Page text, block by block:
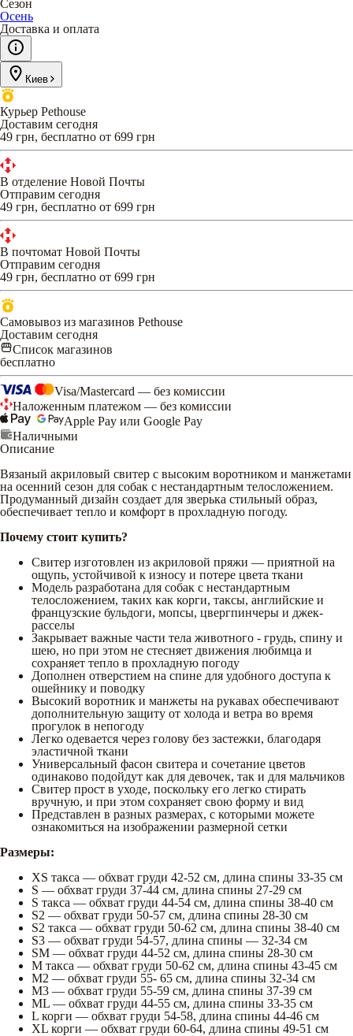
Сезон
Осень
Доставка и оплата
Киев
Курьер Pethouse
Доставим сегодня
49 грн, бесплатно от 699 грн
В отделение Новой Почты
Отправим сегодня
49 грн, бесплатно от 699 грн
В почтомат Новой Почты
Отправим сегодня
49 грн, бесплатно от 699 грн
Самовывоз из магазинов Pethouse
Доставим сегодня
Список магазинов
бесплатно
Visa/Mastercard — без комиссии
Наложенным платежом — без комиссии
Apple Pay или Google Pay
Наличными
Описание
Вязаный акриловый свитер с высоким воротником и манжетами
на осенний сезон для собак с нестандартным телосложением.
Продуманный дизайн создает для зверька стильный образ,
обеспечивает тепло и комфорт в прохладную погоду.
Почему стоит купить?
Свитер изготовлен из акриловой пряжи — приятной на
ощупь, устойчивой к износу и потере цвета ткани
Модель разработана для собак с нестандартным
телосложением, таких как корги, таксы, английские и
французские бульдоги, мопсы, цвергпинчеры и джек-
расселы
Закрывает важные части тела животного - грудь, спину и
шею, но при этом не стесняет движения любимца и
сохраняет тепло в прохладную погоду
Дополнен отверстием на спине для удобного доступа к
ошейнику и поводку
Высокий воротник и манжеты на рукавах обеспечивают
дополнительную защиту от холода и ветра во время
прогулок в непогоду
Легко одевается через голову без застежки, благодаря
эластичной ткани
Универсальный фасон свитера и сочетание цветов
одинаково подойдут как для девочек, так и для мальчиков
Свитер прост в уходе, поскольку его легко стирать
вручную, и при этом сохраняет свою форму и вид
Представлен в разных размерах, с которыми можете
ознакомиться на изображении размерной сетки
Размеры:
XS такса — обхват груди 42-52 см, длина спины 33-35 см
S — обхват груди 37-44 см, длина спины 27-29 см
S такса — обхват груди 44-54 см, длина спины 38-40 см
S2 — обхват груди 50-57 см, длина спины 28-30 см
S2 такса — обхват груди 50-62 см, длина спины 38-40 см
S3 — обхват груди 54-57, длина спины — 32-34 см
SM — обхват груди 44-52 см, длина спины 28-30 см
M такса — обхват груди 50-62 см, длина спины 43-45 см
М2 — обхват груди 55- 65 см, длина спины 32-34 см
М3 — обхват груди 55-59 см, длина спины 37-39 см
ML — обхват груди 44-55 см, длина спины 33-35 см
L корги — обхват груди 54-58, длина спины 44-46 см
XL корги — обхват груди 60-64, длина спины 49-51 см